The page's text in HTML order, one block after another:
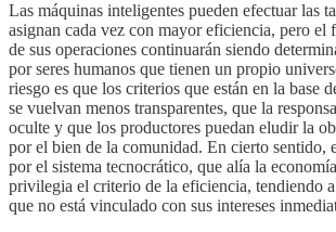
Las máquinas inteligentes pueden efectuar las
asignan cada vez con mayor eficiencia, pero
de sus operaciones continuarán siendo
por seres humanos que tienen un propio
riesgo es que los criterios que están en la base
se vuelvan menos transparentes, que la
oculte y que los productores puedan eludir la
por el bien de la comunidad. En cierto sentido,
por el sistema tecnocrático, que alía la
privilegia el criterio de la eficiencia, tendiendo
que no está vinculado con sus intereses